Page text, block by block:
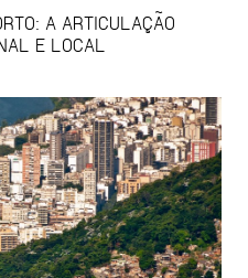
A ARTICULAÇÃO
E LOCAL